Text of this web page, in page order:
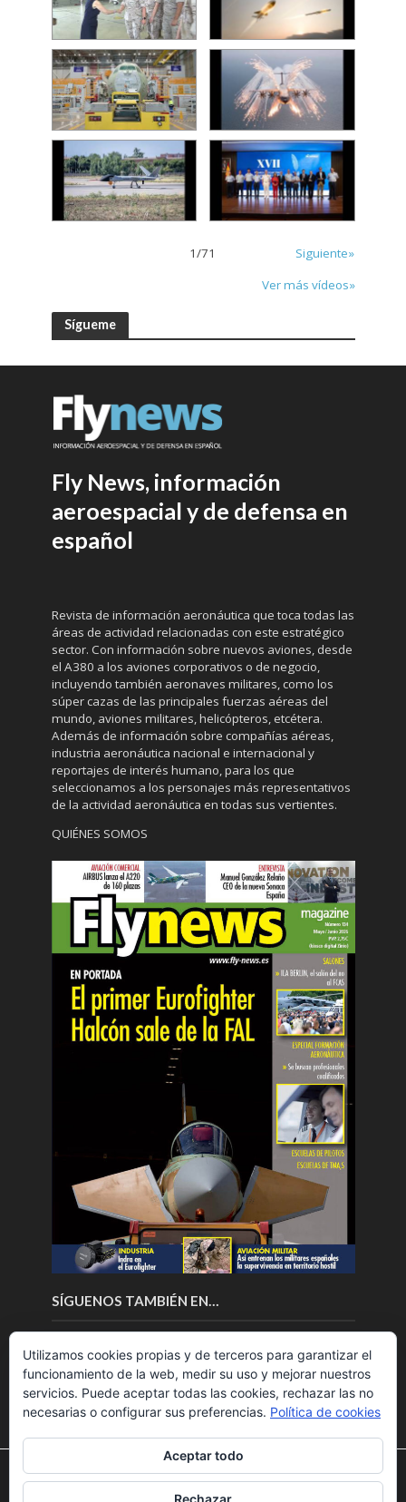
1/71
Siguiente»
Ver más vídeos»
Sígueme
Fly News, información
aeroespacial y de defensa en
español
Revista de información aeronáutica que toca todas las
áreas de actividad relacionadas con este estratégico
sector. Con información sobre nuevos aviones, desde
el A380 a los aviones corporativos o de negocio,
incluyendo también aeronaves militares, como los
súper cazas de las principales fuerzas aéreas del
mundo, aviones militares, helicópteros, etcétera.
Además de información sobre compañías aéreas,
industria aeronáutica nacional e internacional y
reportajes de interés humano, para los que
seleccionamos a los personajes más representativos
de la actividad aeronáutica en todas sus vertientes.
QUIÉNES SOMOS
SÍGUENOS TAMBIÉN EN…
Utilizamos cookies para ofrecerte la mejor experiencia en
nuestra web.
Utilizamos cookies propias y de terceros para garantizar el
funcionamiento de la web, medir su uso y mejorar nuestros
servicios. Puede aceptar todas las cookies, rechazar las no
necesarias o configurar sus preferencias. Política de cookies
Aceptar todo
Rechazar